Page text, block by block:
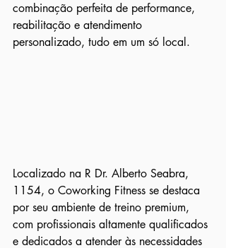
combinação perfeita de performance,
reabilitação e atendimento
personalizado, tudo em um só local.
Localizado na R Dr. Alberto Seabra,
1154, o Coworking Fitness se destaca
por seu ambiente de treino premium,
com profissionais altamente qualificados
e dedicados a atender às necessidades